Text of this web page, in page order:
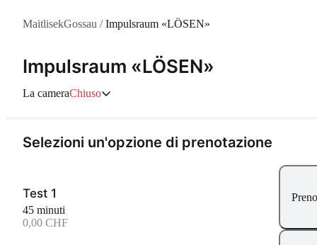
MaitlisekGossau /Impulsraum «LÖSEN»
Impulsraum «LÖSEN»
La cameraChiuso
Selezioni un'opzione di prenotazione
Test 1
45 minuti
0,00 CHF